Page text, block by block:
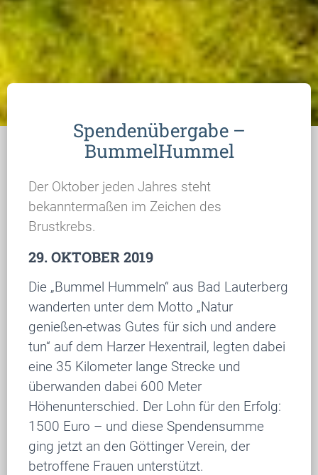
Spendenübergabe –
BummelHummel
Der Oktober jeden Jahres steht
bekanntermaßen im Zeichen des
Brustkrebs.
29. OKTOBER 2019
Die „Bummel Hummeln“ aus Bad Lauterberg
wanderten unter dem Motto „Natur
genießen-etwas Gutes für sich und andere
tun“ auf dem Harzer Hexentrail, legten dabei
eine 35 Kilometer lange Strecke und
überwanden dabei 600 Meter
Höhenunterschied. Der Lohn für den Erfolg:
1500 Euro – und diese Spendensumme
ging jetzt an den Göttinger Verein, der
betroffene Frauen unterstützt.